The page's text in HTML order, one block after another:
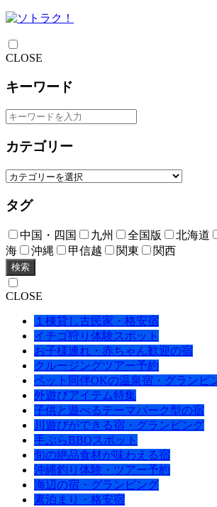
CLOSE
キーワード
カテゴリー
タグ
中国・四国 九州 全国版 北海道
海
沖縄 甲信越 関東 関西
検索
CLOSE
１棟貸し古民家・格安宿
イチゴ狩り体験スポット
お子様連れ・赤ちゃん歓迎の宿
クルージングツアー予約
ペット同伴OKの温泉宿・グランピ
外遊びアイテム特集
子供と遊べるテーマパーク型の宿
川遊びができる宿・グランピング
手ぶらBBQスポット
旬の絶品食材が味わえる宿
沖縄釣り体験・ツアー予約
海辺の宿・グランピング
素泊まり・格安宿